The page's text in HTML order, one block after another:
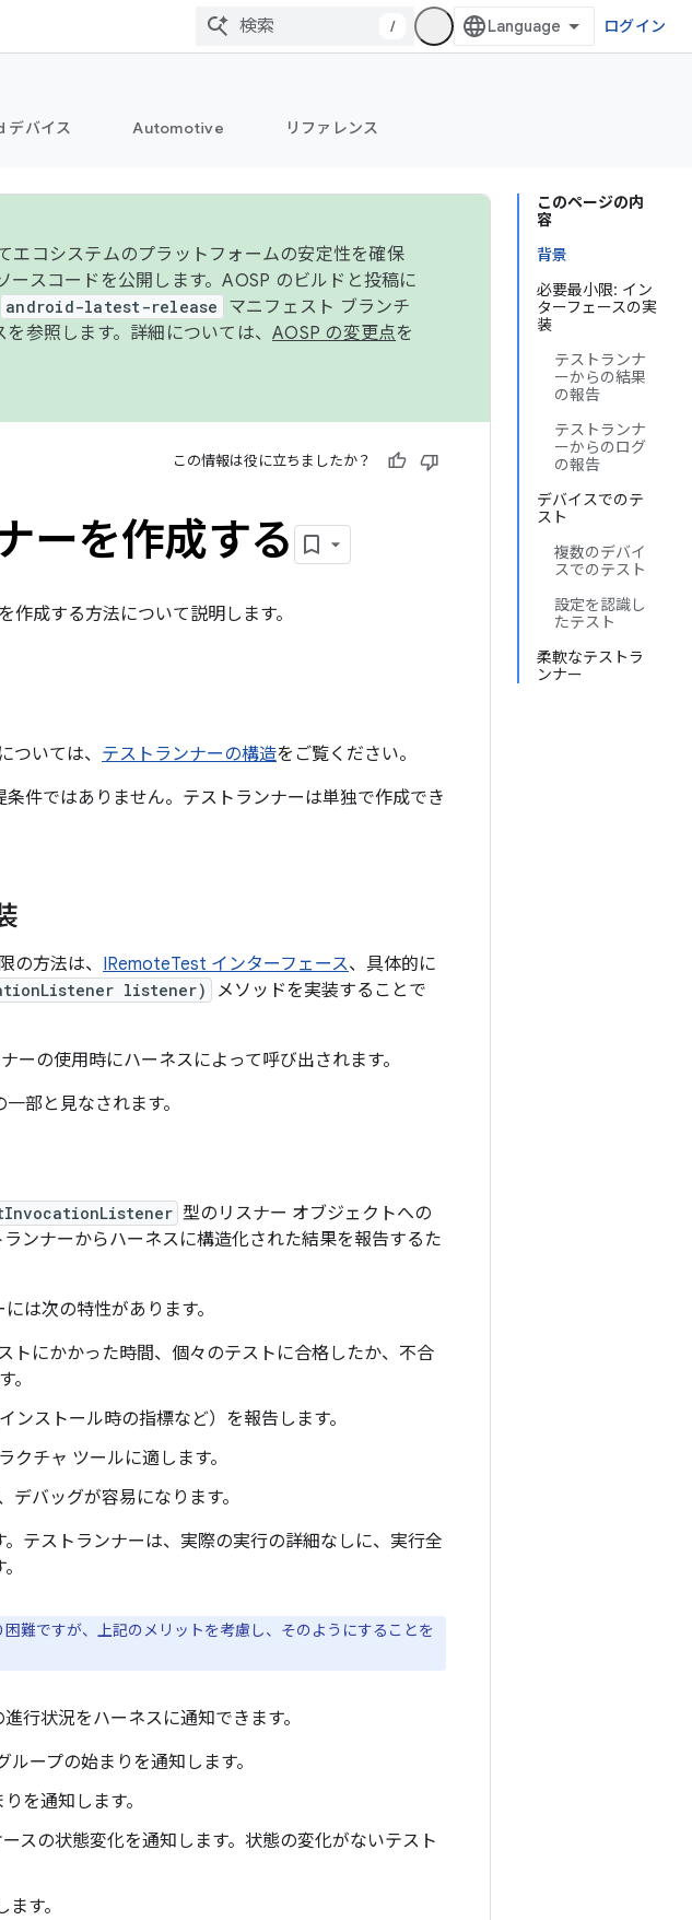
/ ログイン
デバイス Automotive リファレンス
このページの内
容
背景
必要最小限: イン
ターフェースの実
装
テストランナ
ーからの結果
の報告
テストランナ
ーからのログ
の報告
デバイスでのテ
スト
複数のデバイ
スでのテスト
設定を認識し
たテスト
柔軟なテストラ
ンナー
エコシステムのプラットフォームの安定性を確保
スコードを公開します。AOSP のビルドと投稿に
android-latest-release
マニフェスト ブランチ
参照します。詳細については、 AOSP の変更点を
この情報は役に立ちましたか？
ーを作成する
成する方法について説明します。
いては、 テストランナーの構造をご覧ください。
件ではありません。テストランナーは単独で作成でき
の方法は、 IRemoteTest インターフェース、具体的に
listener)
メソッドを実装することで
ーの使用時にハーネスによって呼び出されます。
部と見なされます。
型のリスナー オブジェクトへの
ンナーからハーネスに構造化された結果を報告するた
は次の特性があります。
トにかかった時間、個々のテストに合格したか、不合
。
ストール時の指標など）を報告します。
チャ ツールに適します。
バッグが容易になります。
テストランナーは、実際の実行の詳細なしに、実行全
難ですが、上記のメリットを考慮し、そのようにすることを
行状況をハーネスに通知できます。
ープの始まりを通知します。
を通知します。
スの状態変化を通知します。状態の変化がないテスト
す。